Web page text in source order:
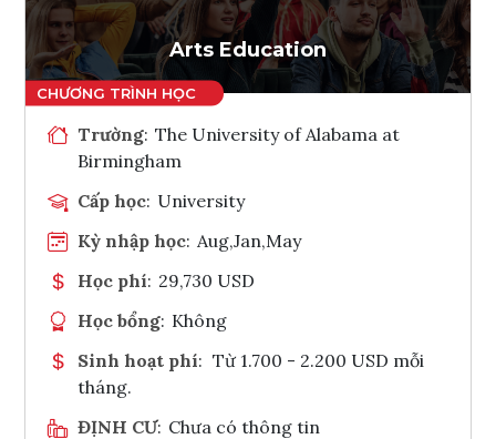
Tham vấn Interlink
Arts Education
Trường: The University of Alabama at
Birmingham
Cấp học: University
Kỳ nhập học: Aug,Jan,May
Học phí: 29,730 USD
Học bổng: Không
Sinh hoạt phí: Từ 1.700 - 2.200 USD mỗi
tháng.
ĐỊNH CƯ: Chưa có thông tin